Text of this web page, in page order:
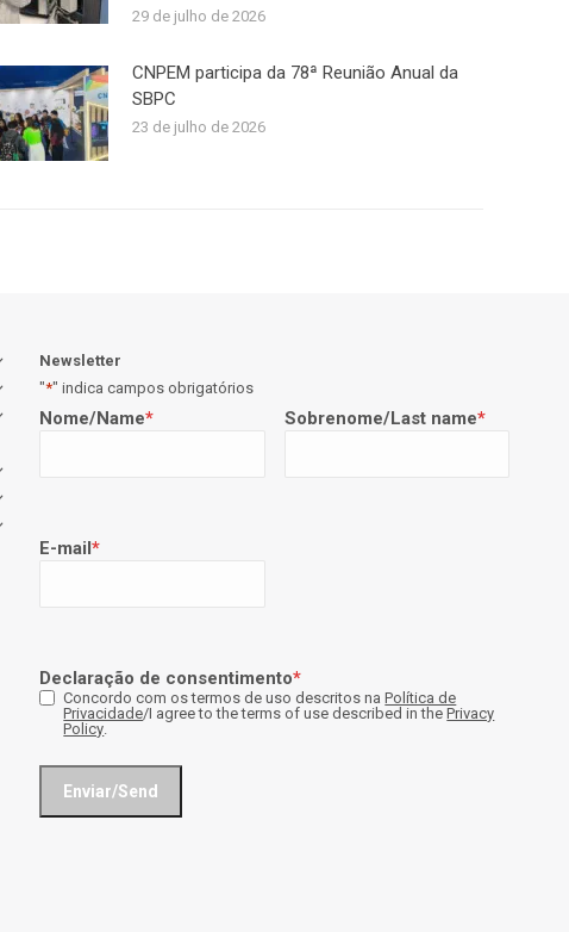
29 de julho de 2026
CNPEM participa da 78ª Reunião Anual da
SBPC
23 de julho de 2026
Newsletter
"*" indica campos obrigatórios
Nome/Name* Sobrenome/Last name*
E-mail*
Declaração de consentimento*
Concordo com os termos de uso descritos naPolítica de
Privacidade/I agree to the terms of use described in thePrivacy
Policy.